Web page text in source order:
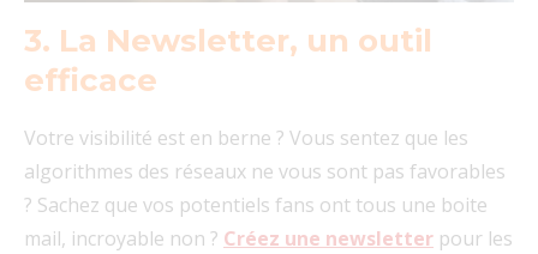
3. La Newsletter, un outil
efficace
Votre visibilité est en berne ? Vous sentez que les
algorithmes des réseaux ne vous sont pas favorables
? Sachez que vos potentiels fans ont tous une boite
mail, incroyable non ? Créez une newsletter pour les